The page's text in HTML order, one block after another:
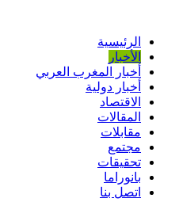
الرئيسية
الأخبار
أخبار المغرب العربي
أخبار دولية
الاقتصاد
المقالات
مقابلات
مجتمع
تحقيقات
بانوراما
اتصل بنا